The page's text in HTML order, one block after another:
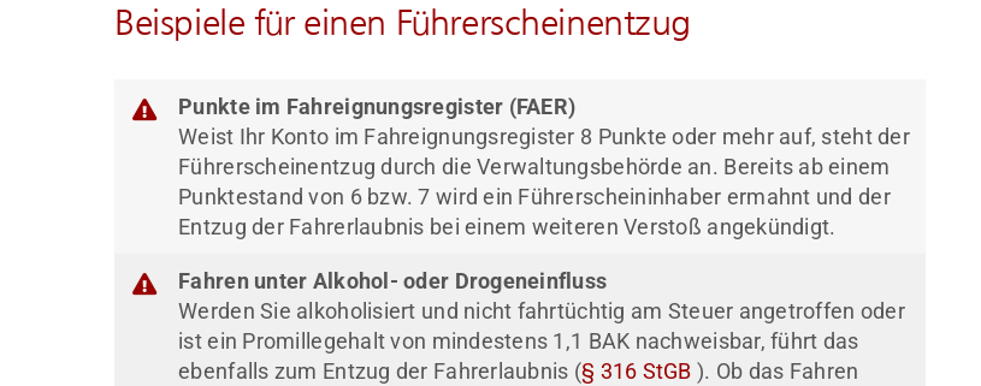
Beispiele für einen Führerscheinentzug
Punkte im Fahreignungsregister (FAER)
Weist Ihr Konto im Fahreignungsregister 8 Punkte oder mehr auf, steht der
Führerscheinentzug durch die Verwaltungsbehörde an. Bereits ab einem
Punktestand von 6 bzw. 7 wird ein Führerscheininhaber ermahnt und der
Entzug der Fahrerlaubnis bei einem weiteren Verstoß angekündigt.
Fahren unter Alkohol- oder Drogeneinfluss
Werden Sie alkoholisiert und nicht fahrtüchtig am Steuer angetroffen oder
ist ein Promillegehalt von mindestens 1,1 BAK nachweisbar, führt das
ebenfalls zum Entzug der Fahrerlaubnis (§ 316 StGB). Ob das Fahren